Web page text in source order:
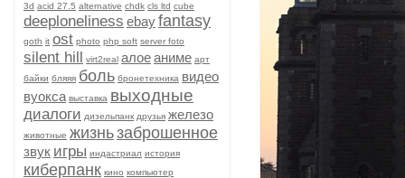
3d acid 27.5 alternative chdk cls ltd cube
deeploneliness ebayfantasy
goth it ost photo php soft server foto
silent hill virt2real алоеаниме арт
байки бляяя боль бронетехника видео
вуокса выставка выходные
диалоги дизельпанк друзья железо
животные жизньзаброшенное
звук игры индастриал история
киберпанк кино компьютер